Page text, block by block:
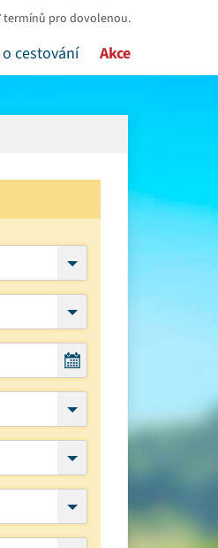
termínů pro dovolenou.
cestování Akce